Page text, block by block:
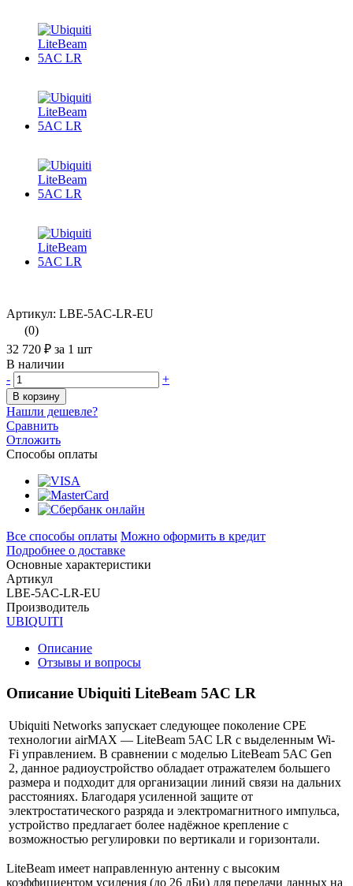
Артикул: LBE-5AC-LR-EU
(0)
32 720 ₽ за 1 шт
В наличии
-
+
В корзину
Нашли дешевле?
Сравнить
Отложить
Способы оплаты
Все способы оплаты Можно оформить в кредит
Подробнее о доставке
Основные характеристики
Артикул
LBE-5AC-LR-EU
Производитель
UBIQUITI
Описание
Отзывы и вопросы
Описание Ubiquiti LiteBeam 5AC LR
Ubiquiti Networks запускает следующее поколение CPE
технологии airMAX — LiteBeam 5AC LR с выделенным Wi-
Fi управлением. В сравнении с моделью LiteBeam 5AC Gen
2, данное радиоустройство обладает отражателем большего
размера и подходит для организации линий связи на дальних
расстояниях. Благодаря усиленной защите от
электростатического разряда и электромагнитного импульса,
устройство предлагает более надёжное крепление с
возможностью регулировки по вертикали и горизонтали.
LiteBeam имеет направленную антенну с высоким
коэффициентом усиления (до 26 дБи) для передачи данных на